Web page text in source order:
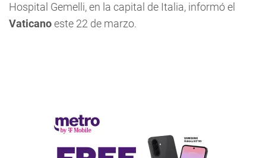
Hospital Gemelli, en la capital de Italia, informó el
Vaticanoeste 22 de marzo.